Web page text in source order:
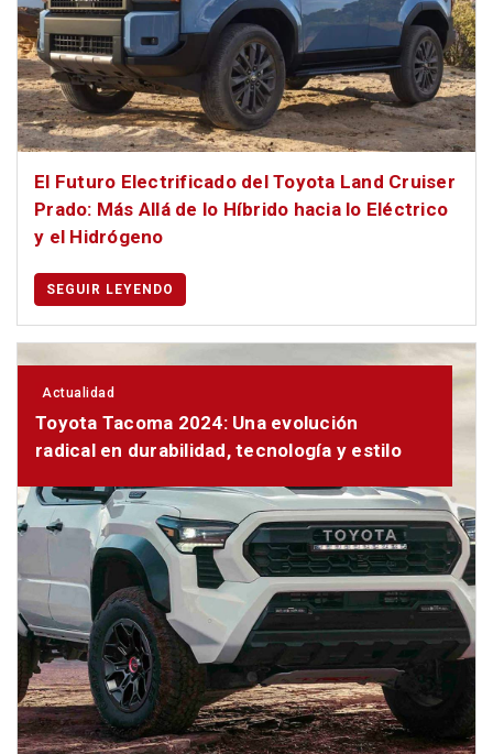
El Futuro Electrificado del Toyota Land Cruiser
Prado: Más Allá de lo Híbrido hacia lo Eléctrico
y el Hidrógeno
SEGUIR LEYENDO
Actualidad
Toyota Tacoma 2024: Una evolución
radical en durabilidad, tecnología y estilo